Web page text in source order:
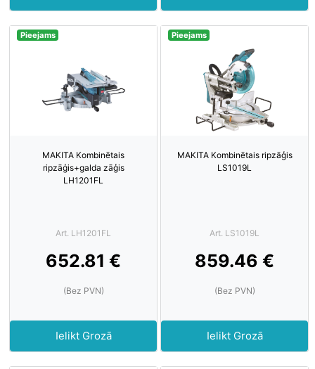
Pieejams
MAKITA Kombinētais
ripzāģis+galda zāģis
LH1201FL
Art. LH1201FL
652.81 €
(Bez PVN)
Ielikt Grozā
Pieejams
MAKITA Kombinētais ripzāģis
LS1019L
Art. LS1019L
859.46 €
(Bez PVN)
Ielikt Grozā